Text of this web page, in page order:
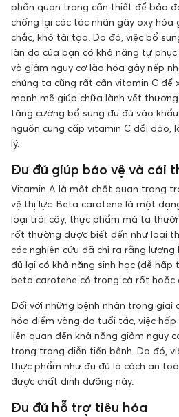
phần quan trọng cần thiết để bảo
chống lại các tác nhân gây oxy hóa
chắc, khó tái tạo. Do đó, việc bổ
làn da của bạn có khả năng tự
và giảm nguy cơ lão hóa gây nếp
chúng ta cũng rất cần vitamin C để
mạnh mẽ giúp chữa lành vết
tăng cường bổ sung đu đủ vào
nguồn cung cấp vitamin C dồi dào,
lý.
Đu đủ giúp bảo vệ và cải
Vitamin A là một chất quan trọng
vệ thị lực. Beta carotene là một
loại trái cây, thực phẩm mà ta
rốt thường được biết đến như loại
các nghiên cứu đã chỉ ra rằng
đủ lại có khả năng sinh học (dễ
beta carotene có trong cà rốt hoặc
Đối với những bệnh nhân trong giai
hóa điểm vàng do tuổi tác, việc
liên quan đến khả năng giảm nguy
trọng trong diễn tiến bệnh. Do đó,
thực phẩm như đu đủ là cách an
được chất dinh dưỡng này.
Đu đủ hỗ trợ tiêu hóa